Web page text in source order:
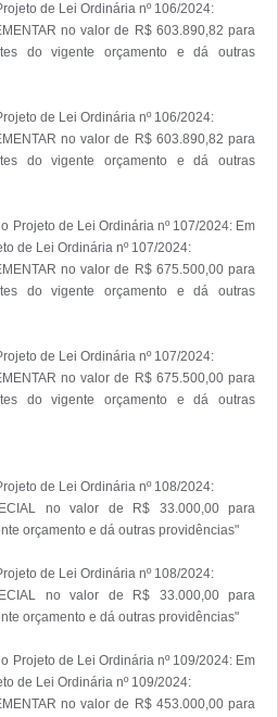
de Lei Ordinária nº 106/2024:
no valor de R$ 603.890,82 para
do vigente orçamento e dá outras
de Lei Ordinária nº 106/2024:
no valor de R$ 603.890,82 para
do vigente orçamento e dá outras
Projeto de Lei Ordinária nº 107/2024: Em
de Lei Ordinária nº 107/2024:
no valor de R$ 675.500,00 para
do vigente orçamento e dá outras
de Lei Ordinária nº 107/2024:
no valor de R$ 675.500,00 para
do vigente orçamento e dá outras
de Lei Ordinária nº 108/2024:
no valor de R$ 33.000,00 para
orçamento e dá outras providências"
de Lei Ordinária nº 108/2024:
no valor de R$ 33.000,00 para
orçamento e dá outras providências"
Projeto de Lei Ordinária nº 109/2024: Em
de Lei Ordinária nº 109/2024:
no valor de R$ 453.000,00 para